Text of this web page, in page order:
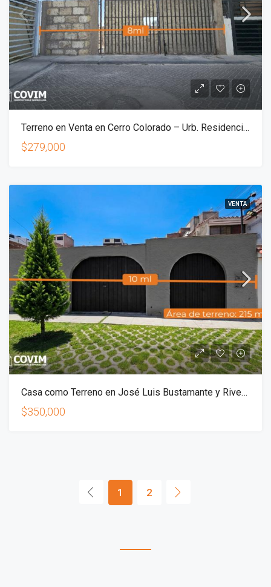
Terreno en Venta en Cerro Colorado – Urb. Residencial Los Azores II
$279,000
VENTA
Casa como Terreno en José Luis Bustamante y Rivero – Urb. Monterrey
$350,000
1 2